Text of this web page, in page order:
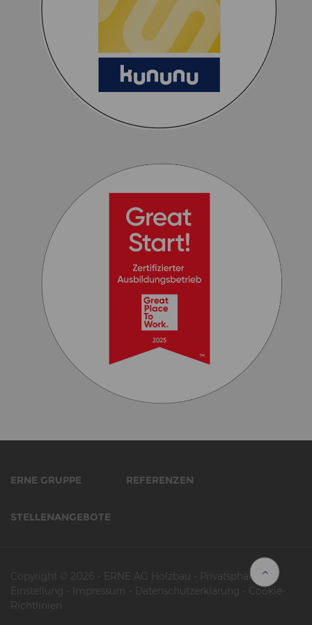
ERNE GRUPPE REFERENZEN
STELLENANGEBOTE
Copyright © 2026 - ERNE AG Holzbau - Privatsphäre-
Einstellung - Impressum - Datenschutzerklärung - Cookie-
Richtlinien